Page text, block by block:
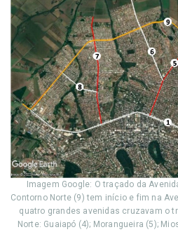
Imagem Google: O traçado da
Contorno Norte (9) tem início e fim na
quatro grandes avenidas cruzavam o
Norte: Guaiapó (4); Morangueira (5);